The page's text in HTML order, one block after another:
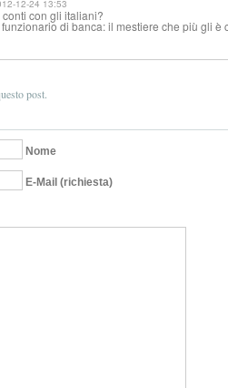
12-24 13:53
con gli italiani?
di banca: il mestiere che più gli è
post.
Nome
E-Mail (richiesta)